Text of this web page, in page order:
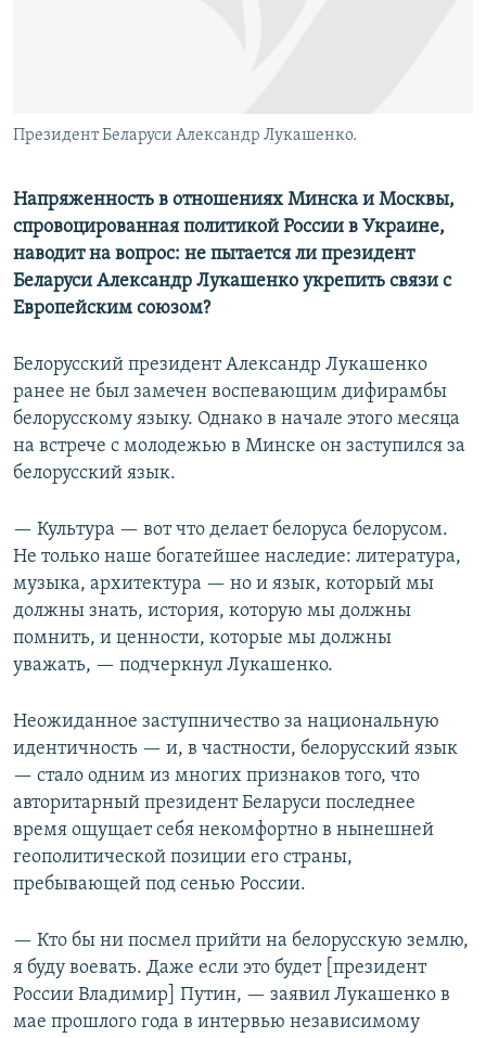
Президент Беларуси Александр Лукашенко.
Напряженность в отношениях Минска и Москвы,
спровоцированная политикой России в Украине,
наводит на вопрос: не пытается ли президент
Беларуси Александр Лукашенко укрепить связи с
Европейским союзом?
Белорусский президент Александр Лукашенко
ранее не был замечен воспевающим дифирамбы
белорусскому языку. Однако в начале этого месяца
на встрече с молодежью в Минске он заступился за
белорусский язык.
— Культура — вот что делает белоруса белорусом.
Не только наше богатейшее наследие: литература,
музыка, архитектура — но и язык, который мы
должны знать, история, которую мы должны
помнить, и ценности, которые мы должны
уважать, — подчеркнул Лукашенко.
Неожиданное заступничество за национальную
идентичность — и, в частности, белорусский язык
— стало одним из многих признаков того, что
авторитарный президент Беларуси последнее
время ощущает себя некомфортно в нынешней
геополитической позиции его страны,
пребывающей под сенью России.
— Кто бы ни посмел прийти на белорусскую землю,
я буду воевать. Даже если это будет [президент
России Владимир] Путин, — заявил Лукашенко в
мае прошлого года в интервью независимому